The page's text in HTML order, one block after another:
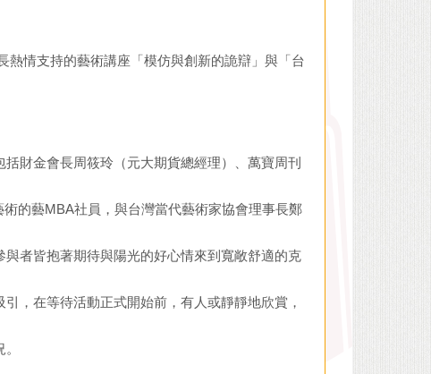
情支持的藝術講座「模仿與創新的詭辯」與「台
財金會長周筱玲（元大期貨總經理）、萬寶周刊
的藝MBA社員，與台灣當代藝術家協會理事長鄭
者皆抱著期待與陽光的好心情來到寬敞舒適的克
，在等待活動正式開始前，有人或靜靜地欣賞，